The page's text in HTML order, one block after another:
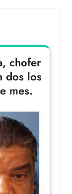
chofer
dos los
mes.